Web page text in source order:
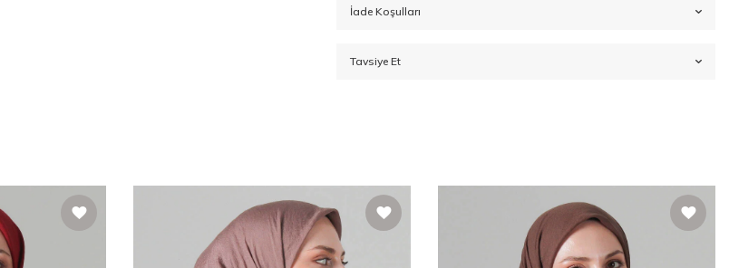
İade Koşulları
Tavsiye Et